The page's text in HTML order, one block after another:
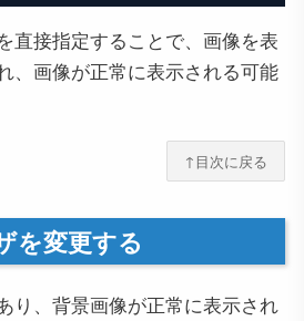
直接指定することで、画像を表
、画像が正常に表示される可能
↑目次に戻る
を変更する
り、背景画像が正常に表示され